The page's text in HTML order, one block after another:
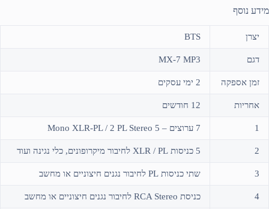
מידע נוסף
יצרן BTS
דגם MX-7 MP3
זמן אספקה 2 ימי עסקים
אחריות 12 חודשים
1 7 ערוצים – 5 Mono XLR-PL / 2 PL Stereo
2 5 כניסות XLR / PL לחיבור מיקרופונים, כלי נגינה ועוד
3 שתי כניסות PL לחיבור נגנים חיצוניים או מחשב
4 כניסת RCA Stereo לחיבור נגנים חיצוניים או מחשב